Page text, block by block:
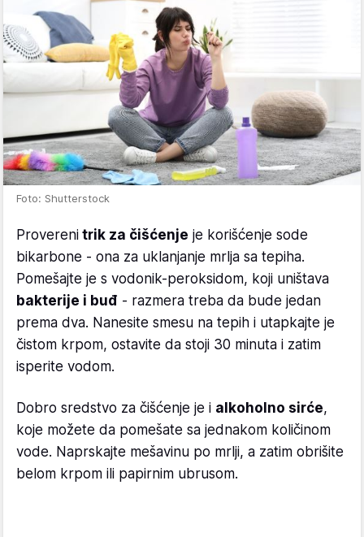
Foto: Shutterstock
Provereni trik za čišćenje je korišćenje sode
bikarbone - ona za uklanjanje mrlja sa tepiha.
Pomešajte je s vodonik-peroksidom, koji uništava
bakterije i buđ - razmera treba da bude jedan
prema dva. Nanesite smesu na tepih i utapkajte je
čistom krpom, ostavite da stoji 30 minuta i zatim
isperite vodom.
Dobro sredstvo za čišćenje je i alkoholno sirće,
koje možete da pomešate sa jednakom količinom
vode. Naprskajte mešavinu po mrlji, a zatim obrišite
belom krpom ili papirnim ubrusom.